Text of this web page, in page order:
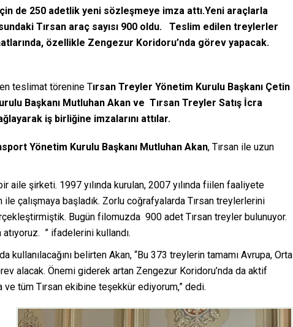
de 250 adetlik yeni sözleşmeye imza attı.Yeni araçlarla
Tırsan araç sayısı 900 oldu. Teslim edilen treylerler
özellikle Zengezur Koridoru’nda görev yapacak.
teslimat törenine Tırsan Treyler Yönetim Kurulu Başkanı Çetin
Başkanı Mutluhan Akan ve Tırsan Treyler Satış İcra
iş birliğine imzalarını attılar.
Yönetim Kurulu Başkanı Mutluhan Akan, Tırsan ile uzun
aile şirketi. 1997 yılında kurulan, 2007 yılında fiilen faaliyete
çalışmaya başladık. Zorlu coğrafyalarda Tırsan treylerlerini
Bugün filomuzda 900 adet Tırsan treyler bulunuyor.
” ifadelerini kullandı.
kullanılacağını belirten Akan, “Bu 373 treylerin tamamı Avrupa, Orta
alacak. Önemi giderek artan Zengezur Koridoru’nda da aktif
ve tüm Tırsan ekibine teşekkür ediyorum,” dedi.